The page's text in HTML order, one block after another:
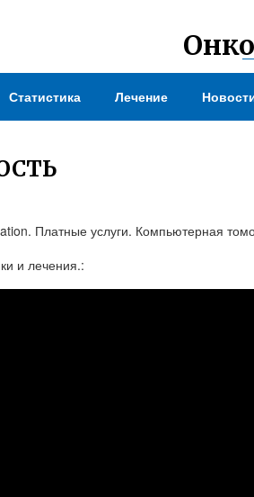
Статистика Лечение
Платные услуги. Компьютерная
и лечения.: